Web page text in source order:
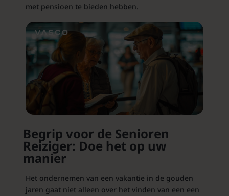
met pensioen te bieden hebben.
Begrip voor de Senioren
Reiziger: Doe het op uw
manier
Het ondernemen van een vakantie in de gouden
jaren gaat niet alleen over het vinden van een een